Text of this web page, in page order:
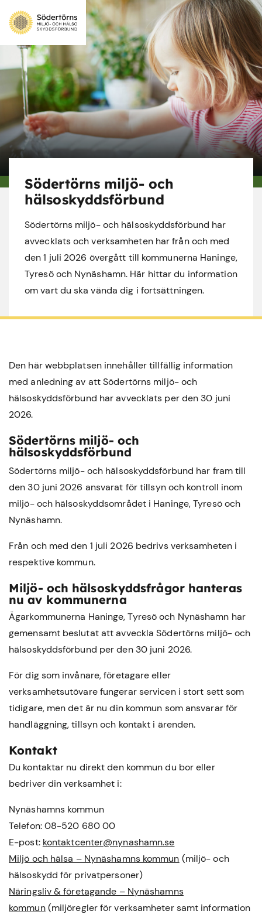
Södertörns miljö- och
hälsoskyddsförbund
Södertörns miljö- och hälsoskyddsförbund har
avvecklats och verksamheten har från och med
den 1 juli 2026 övergått till kommunerna Haninge,
Tyresö och Nynäshamn. Här hittar du information
om vart du ska vända dig i fortsättningen.
Den här webbplatsen innehåller tillfällig information
med anledning av att Södertörns miljö- och
hälsoskyddsförbund har avvecklats per den 30 juni
2026.
Södertörns miljö- och
hälsoskyddsförbund
Södertörns miljö- och hälsoskyddsförbund har fram till
den 30 juni 2026 ansvarat för tillsyn och kontroll inom
miljö- och hälsoskyddsområdet i Haninge,Tyresöoch
Nynäshamn.
Från och med den 1 juli 2026 bedrivs verksamheten i
respektive kommun.
Miljö- och hälsoskyddsfrågor hanteras
nu av kommunerna
Ägarkommunerna Haninge, Tyresö och Nynäshamn har
gemensamt beslutat att avveckla Södertörns miljö- och
hälsoskyddsförbund per den 30 juni 2026.
För dig som invånare, företagare eller
verksamhetsutövare fungerar servicen i stort sett som
tidigare, men det är nu din kommun som ansvarar för
handläggning, tillsyn och kontakt i ärenden.
Kontakt
Du kontaktar nu direkt den kommun du bor eller
bedriver din verksamhet i:
Nynäshamns kommun
Telefon: 08-520 680 00
E-post: kontaktcenter@nynashamn.se
Miljö och hälsa – Nynäshamns kommun (miljö- och
hälsoskydd för privatpersoner)
Näringsliv & företagande – Nynäshamns
kommun(miljöregler för verksamheter samt information